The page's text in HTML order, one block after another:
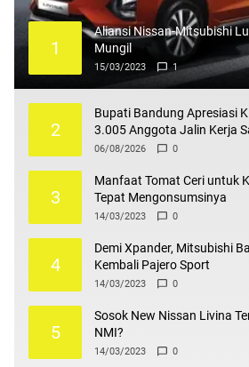
1
Aliansi Nissan-Mitsubishi
Mungil
15/03/2023 1
2
Bupati Bandung Apresiasi
3.005 Anggota Jalin Kerja
Ketenagakerjaan
06/08/2026 0
3
Manfaat Tomat Ceri untuk
Tepat Mengonsumsinya
14/03/2023 0
4
Demi Xpander, Mitsubishi
Kembali Pajero Sport
14/03/2023 0
5
Sosok New Nissan Livina
NMI?
14/03/2023 0